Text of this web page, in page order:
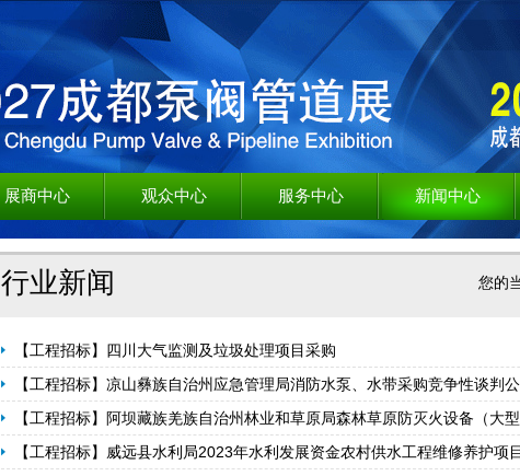
展商中心 观众中心 服务中心 新闻中心
行业新闻 您的
【工程招标】四川大气监测及垃圾处理项目采购
【工程招标】凉山彝族自治州应急管理局消防水泵、水带采购竞争性谈判
【工程招标】阿坝藏族羌族自治州林业和草原局森林草原防灭火设备（大
【工程招标】威远县水利局2023年水利发展资金农村供水工程维修养护项